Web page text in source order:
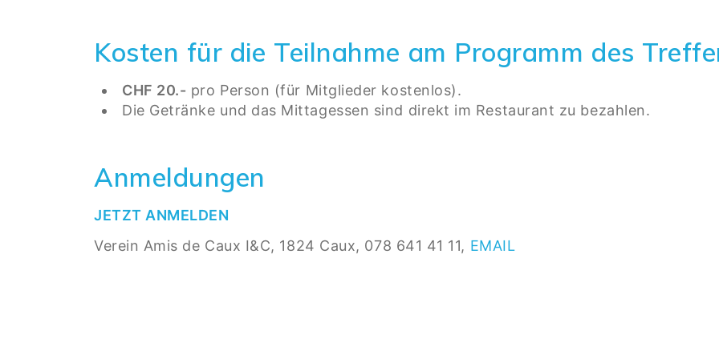
Kosten für die Teilnahme am Programm des
CHF 20.- pro Person (für Mitglieder kostenlos).
Die Getränke und das Mittagessen sind direkt im Restaurant zu bezahlen.
Anmeldungen
JETZT ANMELDEN
Verein Amis de Caux I&C, 1824 Caux, 078 641 41 11, EMAIL